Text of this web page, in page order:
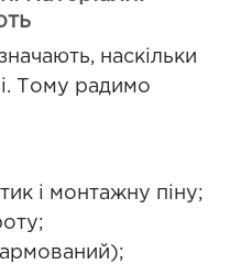
наскільки
Тому радимо
і монтажну піну;
армований);